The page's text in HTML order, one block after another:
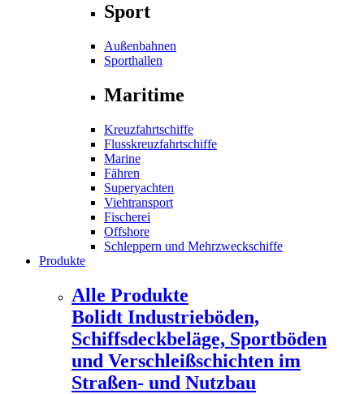
Sport
Außenbahnen
Sporthallen
Maritime
Kreuzfahrtschiffe
Flusskreuzfahrtschiffe
Marine
Fähren
Superyachten
Viehtransport
Fischerei
Offshore
Schleppern und Mehrzweckschiffe
Produkte
Alle Produkte
Bolidt Industrieböden,
Schiffsdeckbeläge, Sportböden
und Verschleißschichten im
Straßen- und Nutzbau